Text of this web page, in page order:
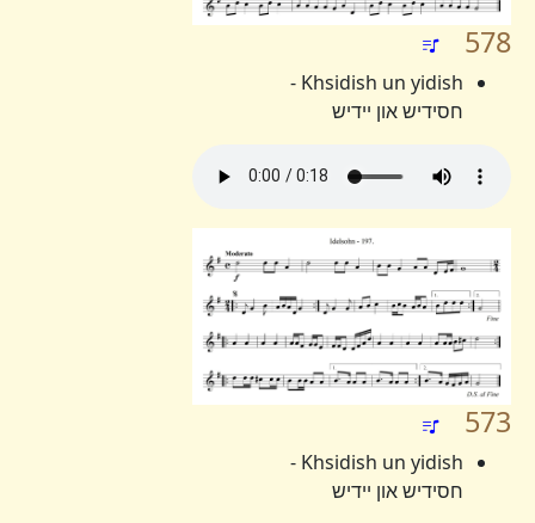
578
Khsidish un yidish -
חסידיש און יידיש
573
Khsidish un yidish -
חסידיש און יידיש